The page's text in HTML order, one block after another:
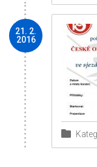
21. 2.
2016